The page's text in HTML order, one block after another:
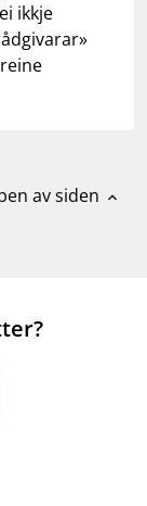
ikkje
av siden expand_less